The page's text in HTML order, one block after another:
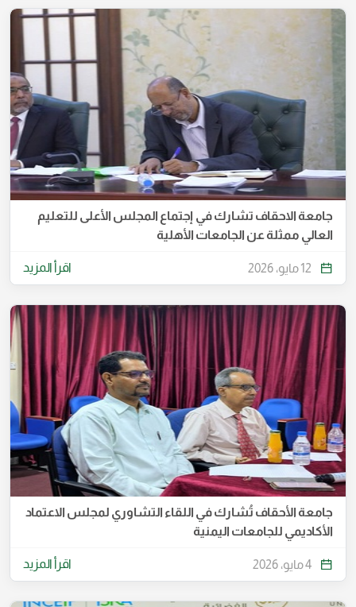
جامعة الاحقاف تشارك في إجتماع المجلس الأعلى للتعليم
العالي ممثلة عن الجامعات الأهلية
12 مايو، 2026 اقرأ المزيد
جامعة الأحقاف تُشارك في اللقاء التشاوري لمجلس الاعتماد
الأكاديمي للجامعات اليمنية
4 مايو، 2026 اقرأ المزيد